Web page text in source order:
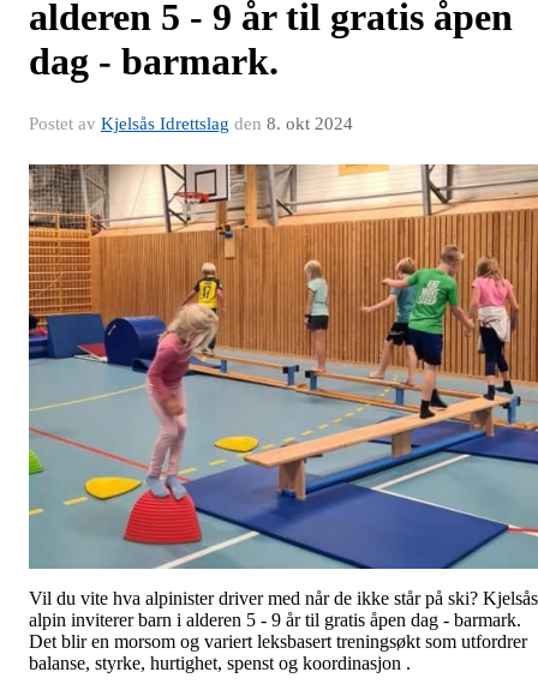
alderen 5 - 9 år til gratis åpen
dag - barmark.
Postet av Kjelsås Idrettslag den 8. okt 2024
Vil du vite hva alpinister driver med når de ikke står på ski? Kjelsås
alpin inviterer barn i alderen 5 - 9 år til gratis åpen dag - barmark.
Det blir en morsom og variert leksbasert treningsøkt som utfordrer
balanse, styrke, hurtighet, spenst og koordinasjon .